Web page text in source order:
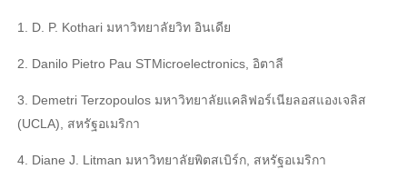
1. D. P. Kothari มหาวิทยาลัยวิท อินเดีย
2. Danilo Pietro Pau STMicroelectronics, อิตาลี
3. Demetri Terzopoulos มหาวิทยาลัยแคลิฟอร์เนียลอสแองเจลิส
(UCLA), สหรัฐอเมริกา
4. Diane J. Litman มหาวิทยาลัยพิตสเบิร์ก, สหรัฐอเมริกา